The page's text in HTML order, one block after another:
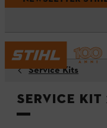
Service Kits
Service Kit